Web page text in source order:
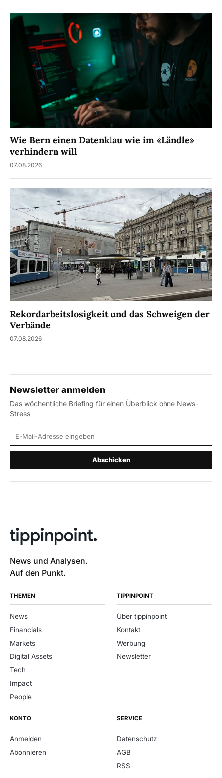
Wie Bern einen Datenklau wie im «Ländle»
verhindern will
07.08.2026
Rekordarbeitslosigkeit und das Schweigen der
Verbände
07.08.2026
Newsletter anmelden
Das wöchentliche Briefing für einen Überblick ohne News-
Stress
E-Mail-Adresse
Abschicken
News und Analysen.
Auf den Punkt.
THEMEN
News
Financials
Markets
Digital Assets
Tech
Impact
People
TIPPINPOINT
Über tippinpoint
Kontakt
Werbung
Newsletter
KONTO
Anmelden
Abonnieren
SERVICE
Datenschutz
AGB
RSS